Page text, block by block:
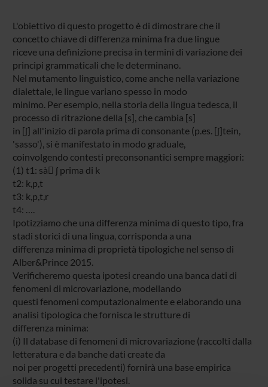
L'obiettivo di questo progetto è di dimostrare che il
concetto chiave di differenza minima fra due lingue
riceve una definizione precisa in termini di variazione dei
principi grammaticali che le determinano.
Nel mutamento linguistico, come anche nella variazione
dialettale, le lingue variano spesso in modo
minimo. Per esempio, nella storia della lingua tedesca, il
processo di ritrazione della [s], che cambia [s]
in [ʃ] all'inizio di parola prima di consonante (p.es. [ʃ]tein,
'sasso'), si è manifestato in modo graduale,
coinvolgendo contesti preconsonantici sempre maggiori:
(1) t1: sà ʃ prima di k
t2: k,p,t
t3: k,p,t,r
t4: ….
Ipotizziamo che una differenza minima di questo tipo, fra
stadi storici di una lingua, corrisponda a una
differenza minima di proprietà tipologiche nel senso di
Alber&Prince 2015.
Verificheremo questa ipotesi creando una banca dati di
fenomeni di microvariazione, modellando
questi fenomeni computazionalmente e elaborando una
analisi tipologica che fornisca le strutture di
differenza minima:
(i) Il database di fenomeni di microvariazione (raccolti dalla
letteratura e da banche dati create da
noi per progetti precedenti) fornirà una base empirica
solida su cui testare l'ipotesi.